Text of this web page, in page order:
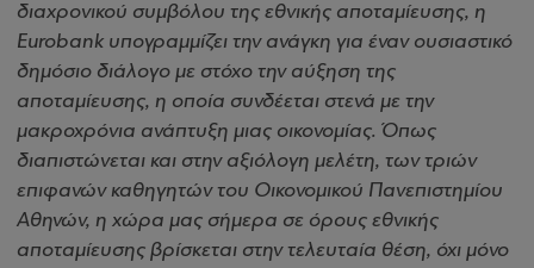
διαχρονικού συμβόλου της εθνικής αποταμίευσης, η
Eurobank υπογραμμίζει την ανάγκη για έναν ουσιαστικό
δημόσιο διάλογο με στόχο την αύξηση της
αποταμίευσης, η οποία συνδέεται στενά με την
μακροχρόνια ανάπτυξη μιας οικονομίας. Όπως
διαπιστώνεται και στην αξιόλογη μελέτη, των τριών
επιφανών καθηγητών του Οικονομικού Πανεπιστημίου
Αθηνών, η χώρα μας σήμερα σε όρους εθνικής
αποταμίευσης βρίσκεται στην τελευταία θέση, όχι μόνο